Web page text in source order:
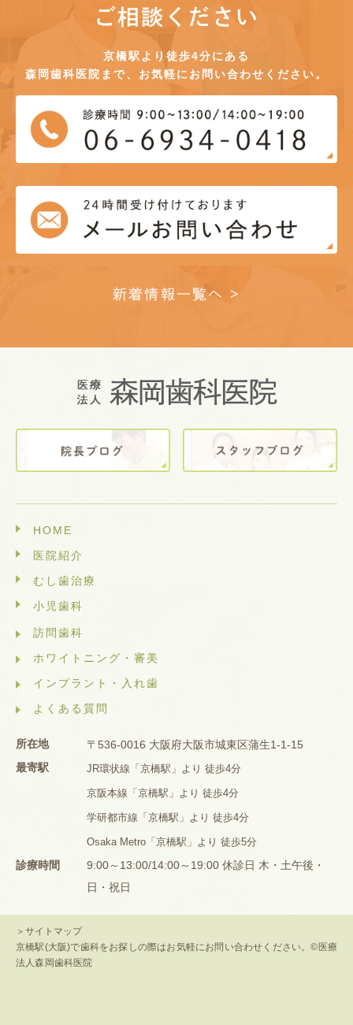
ご相談ください
京橋駅より徒歩4分にある
森岡歯科医院まで、お気軽にお問い合わせください。
新着情報一覧へ >
HOME
医院紹介
むし歯治療
小児歯科
訪問歯科
ホワイトニング・審美
インプラント・入れ歯
よくある質問
所在地
〒536-0016 大阪府大阪市城東区蒲生1-1-15
最寄駅
JR環状線「京橋駅」より 徒歩4分
京阪本線「京橋駅」より 徒歩4分
学研都市線「京橋駅」より 徒歩4分
Osaka Metro「京橋駅」より 徒歩5分
診療時間
9:00～13:00/14:00～19:00 休診日 木・土午後・
日・祝日
＞サイトマップ
京橋駅(大阪)で歯科をお探しの際はお気軽にお問い合わせください。©医療
法人森岡歯科医院